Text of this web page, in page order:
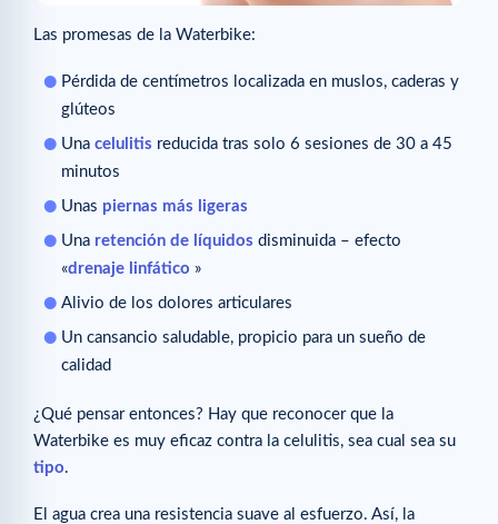
Las promesas de la Waterbike:
Pérdida de centímetros localizada en muslos, caderas y
glúteos
Una celulitis reducida tras solo 6 sesiones de 30 a 45
minutos
Unas piernas más ligeras
Una retención de líquidos disminuida – efecto
«drenaje linfático »
Alivio de los dolores articulares
Un cansancio saludable, propicio para un sueño de
calidad
¿Qué pensar entonces? Hay que reconocer que la
Waterbike es muy eficaz contra la celulitis, sea cual sea su
tipo.
El agua crea una resistencia suave al esfuerzo. Así, la